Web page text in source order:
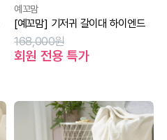
예꼬맘
[예꼬맘] 기저귀 갈이대 하이엔드
168,000원
회원 전용 특가